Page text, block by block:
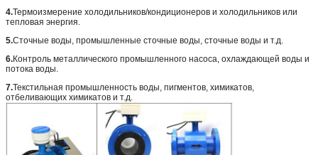
4.Термоизмерение холодильников/кондиционеров и холодильников или
тепловая энергия.
5.Сточные воды, промышленные сточные воды, сточные воды и т.д.
6.Контроль металлического промышленного насоса, охлаждающей воды и
потока воды.
7.Текстильная промышленность воды, пигментов, химикатов,
отбеливающих химикатов и т.д.